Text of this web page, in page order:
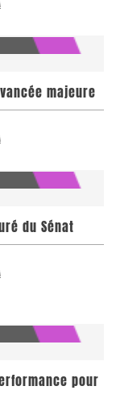
majeure
du Sénat
pour